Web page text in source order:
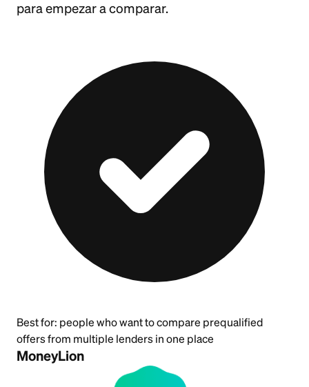
para empezar a comparar.
Best for: people who want to compare prequalified
offers from multiple lenders in one place
MoneyLion